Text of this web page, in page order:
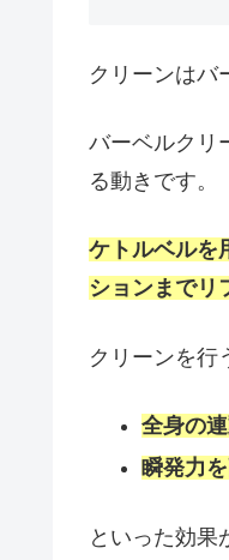
クリーンはバ
バーベルクリ
る動きです。
ケトルベルを
ションまでリ
クリーンを行
全身の
瞬発力
といった効果